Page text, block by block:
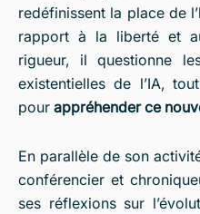
redéfinissent la place de
rapport à la liberté et
rigueur, il questionne
existentielles de l’IA,
pour appréhender ce
En parallèle de son
conférencier et
ses réflexions sur